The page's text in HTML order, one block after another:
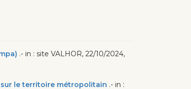
.- in : site VALHOR, 22/10/2024,
le territoire métropolitain .- in :